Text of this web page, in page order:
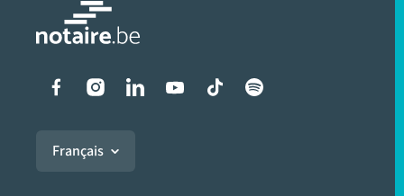
Liens vers les réseaux
Français